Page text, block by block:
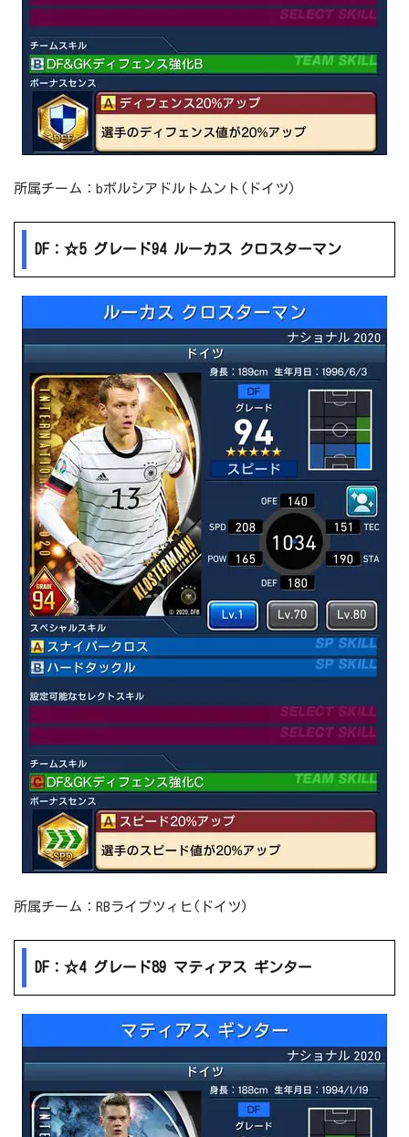
所属チーム：bボルシアドルトムント(ドイツ)
DF：☆5 グレード94 ルーカス クロスターマン
所属チーム：RBライプツィヒ(ドイツ)
DF：☆4 グレード89 マティアス ギンター